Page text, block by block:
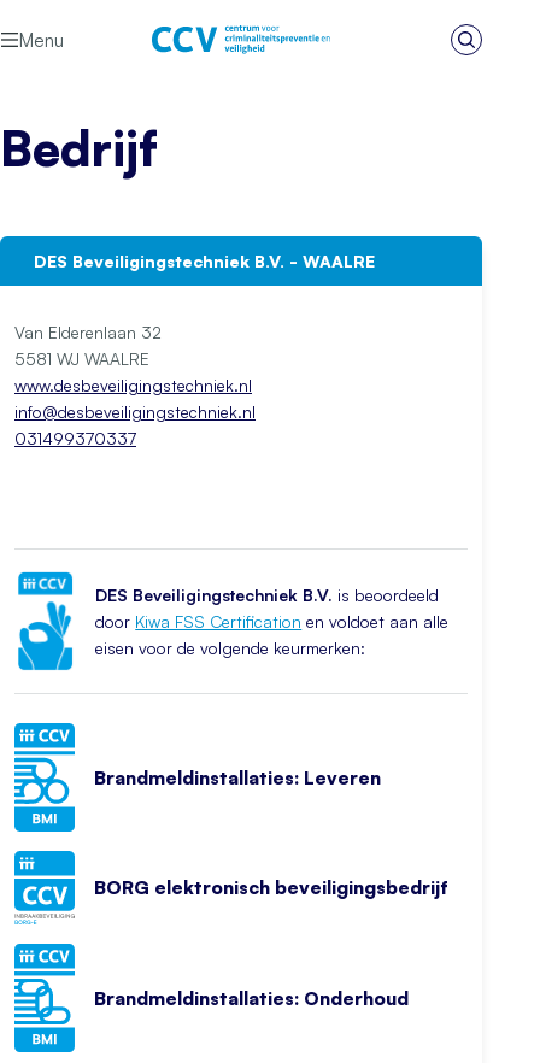
Menu
Zoeken
Bedrijf
DES Beveiligingstechniek B.V. - WAALRE
Van Elderenlaan 32
5581 WJ WAALRE
www.desbeveiligingstechniek.nl
info@desbeveiligingstechniek.nl
031499370337
DES Beveiligingstechniek B.V. is beoordeeld
door Kiwa FSS Certification en voldoet aan alle
eisen voor de volgende keurmerken:
Brandmeldinstallaties: Leveren
BORG elektronisch beveiligingsbedrijf
Brandmeldinstallaties: Onderhoud